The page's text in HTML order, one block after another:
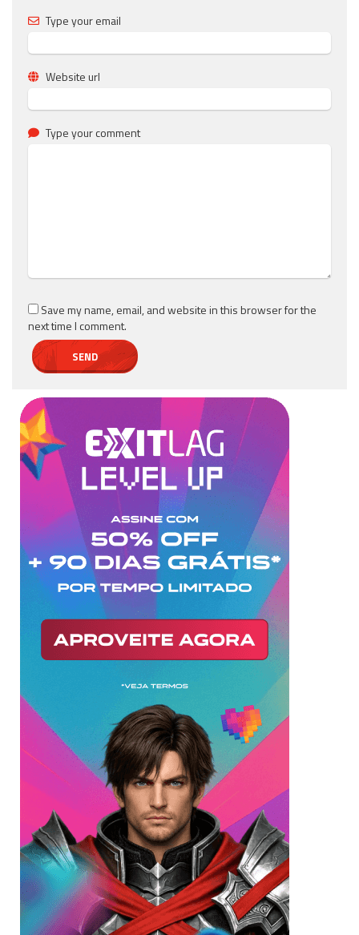
Type your email
Website url
Type your comment
Save my name, email, and website in this browser for the
next time I comment.